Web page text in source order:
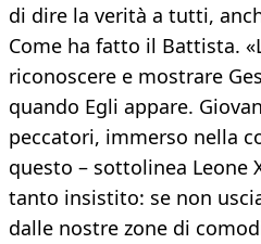
di dire la verità a tutti,
Come ha fatto il Battista.
riconoscere e mostrare
quando Egli appare.
peccatori, immerso nella
questo – sottolinea Leone
tanto insistito: se non
dalle nostre zone di